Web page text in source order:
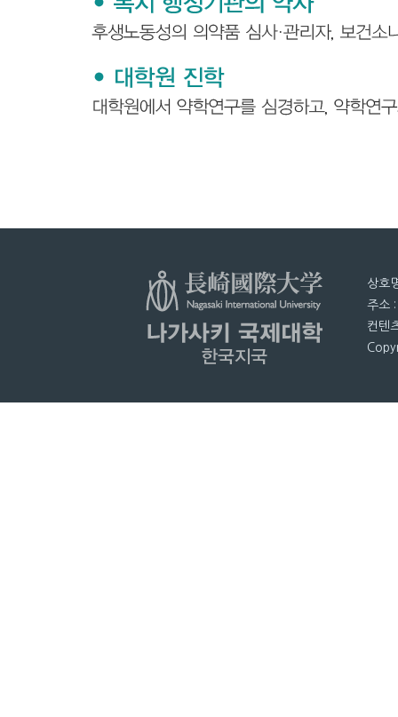
상호
주소
컨텐